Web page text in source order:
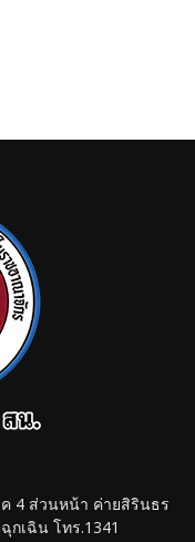
4 ส่วนหน้า ค่ายสิรินธร
กเฉิน โทร.1341